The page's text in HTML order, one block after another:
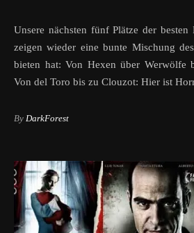
Unsere nächsten fünf Plätze der besten Horrorfilme aller Zeiten
zeigen wieder eine bunte Mischung
bieten hat: Von Hexen über Werwölfe
Von del Toro bis zu Clouzot: Hier ist
By DarkForest